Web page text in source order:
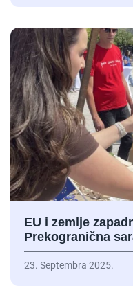
EU i zemlje
Prekogranična
23. Septembra 2025.